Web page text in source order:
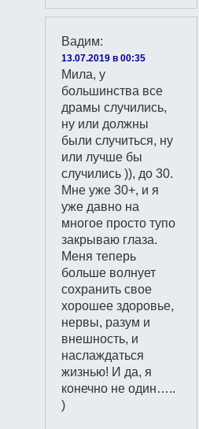
Вадим:
13.07.2019 в 00:35
Мила, у
большинства все
драмы случились,
ну или должны
были случиться, ну
или лучше бы
случились )), до 30.
Мне уже 30+, и я
уже давно на
многое просто тупо
закрываю глаза.
Меня теперь
больше волнует
сохранить свое
хорошее здоровье,
нервы, разум и
внешность, и
наслаждаться
жизнью! И да, я
конечно не один…..
)